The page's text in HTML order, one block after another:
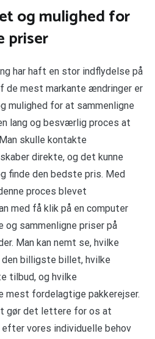
og mulighed for
priser
har haft en stor indflydelse på
de mest markante ændringer er
mulighed for at sammenligne
lang og besværlig proces at
skulle kontakte
direkte, og det kunne
finde den bedste pris. Med
proces blevet
med få klik på en computer
og sammenligne priser på
Man kan nemt se, hvilke
billigste billet, hvilke
tilbud, og hvilke
mest fordelagtige pakkerejser.
gør det lettere for os at
vores individuelle behov